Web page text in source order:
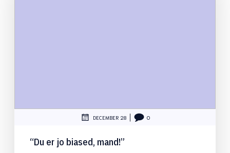
DECEMBER 28 0
“Du er jo biased, mand!”